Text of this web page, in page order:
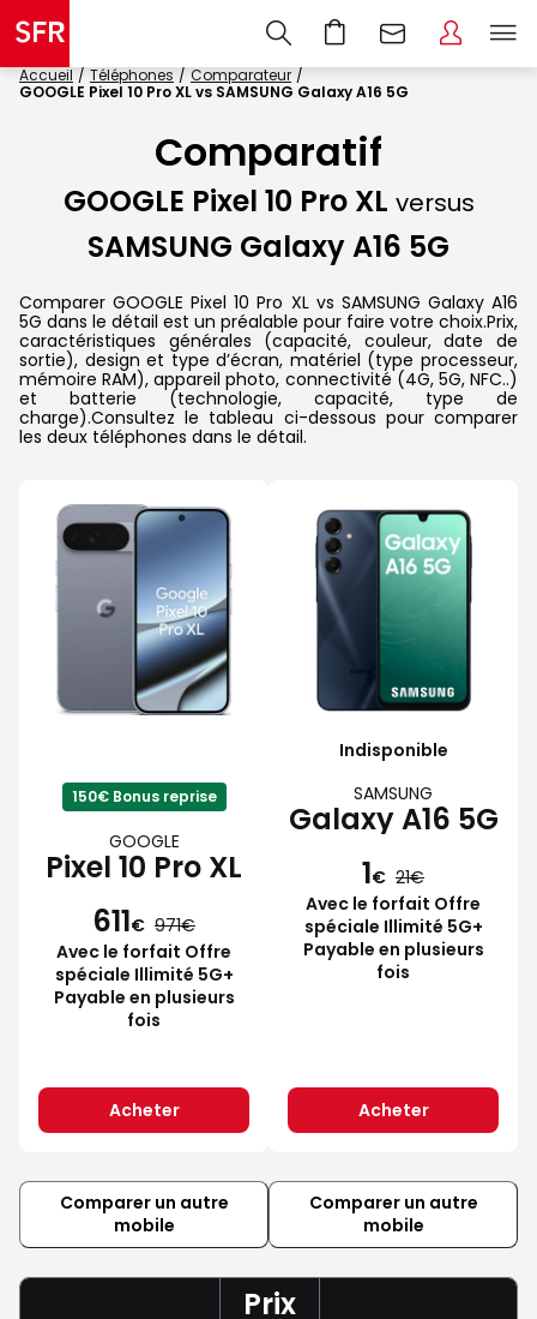
Accueil Téléphones
Comparateur
GOOGLE Pixel 10 Pro XL vs SAMSUNG Galaxy A16 5G
Comparatif
GOOGLE Pixel 10 Pro XL versus
SAMSUNG Galaxy A16 5G
Comparer GOOGLE Pixel 10 Pro XL vs SAMSUNG Galaxy A16
5G dans le détail est un préalable pour faire votre choix.Prix,
caractéristiques générales (capacité, couleur, date de
sortie), design et type d’écran, matériel (type processeur,
mémoire RAM), appareil photo, connectivité (4G, 5G, NFC..)
et batterie (technologie, capacité, type de
charge).Consultez le tableau ci-dessous pour comparer
les deux téléphones dans le détail.
150€ Bonus reprise
GOOGLE
Pixel 10 Pro XL
611€ 971
Avec le forfait Offre
spéciale Illimité 5G+
Payable en plusieurs
fois
Acheter
Indisponible
SAMSUNG
Galaxy A16 5G
1€ 21
Avec le forfait Offre
spéciale Illimité 5G+
Payable en plusieurs
fois
Acheter
Comparer un autre
mobile
Comparer un autre
mobile
Prix